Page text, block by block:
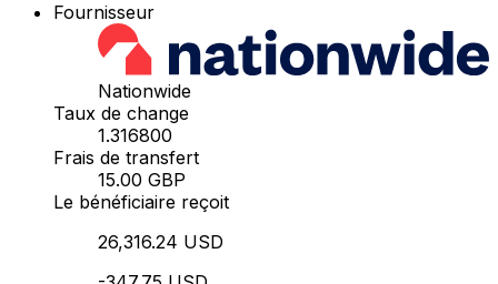
Fournisseur
Nationwide
Taux de change
1.316800
Frais de transfert
15.00 GBP
Le bénéficiaire reçoit
26,316.24 USD